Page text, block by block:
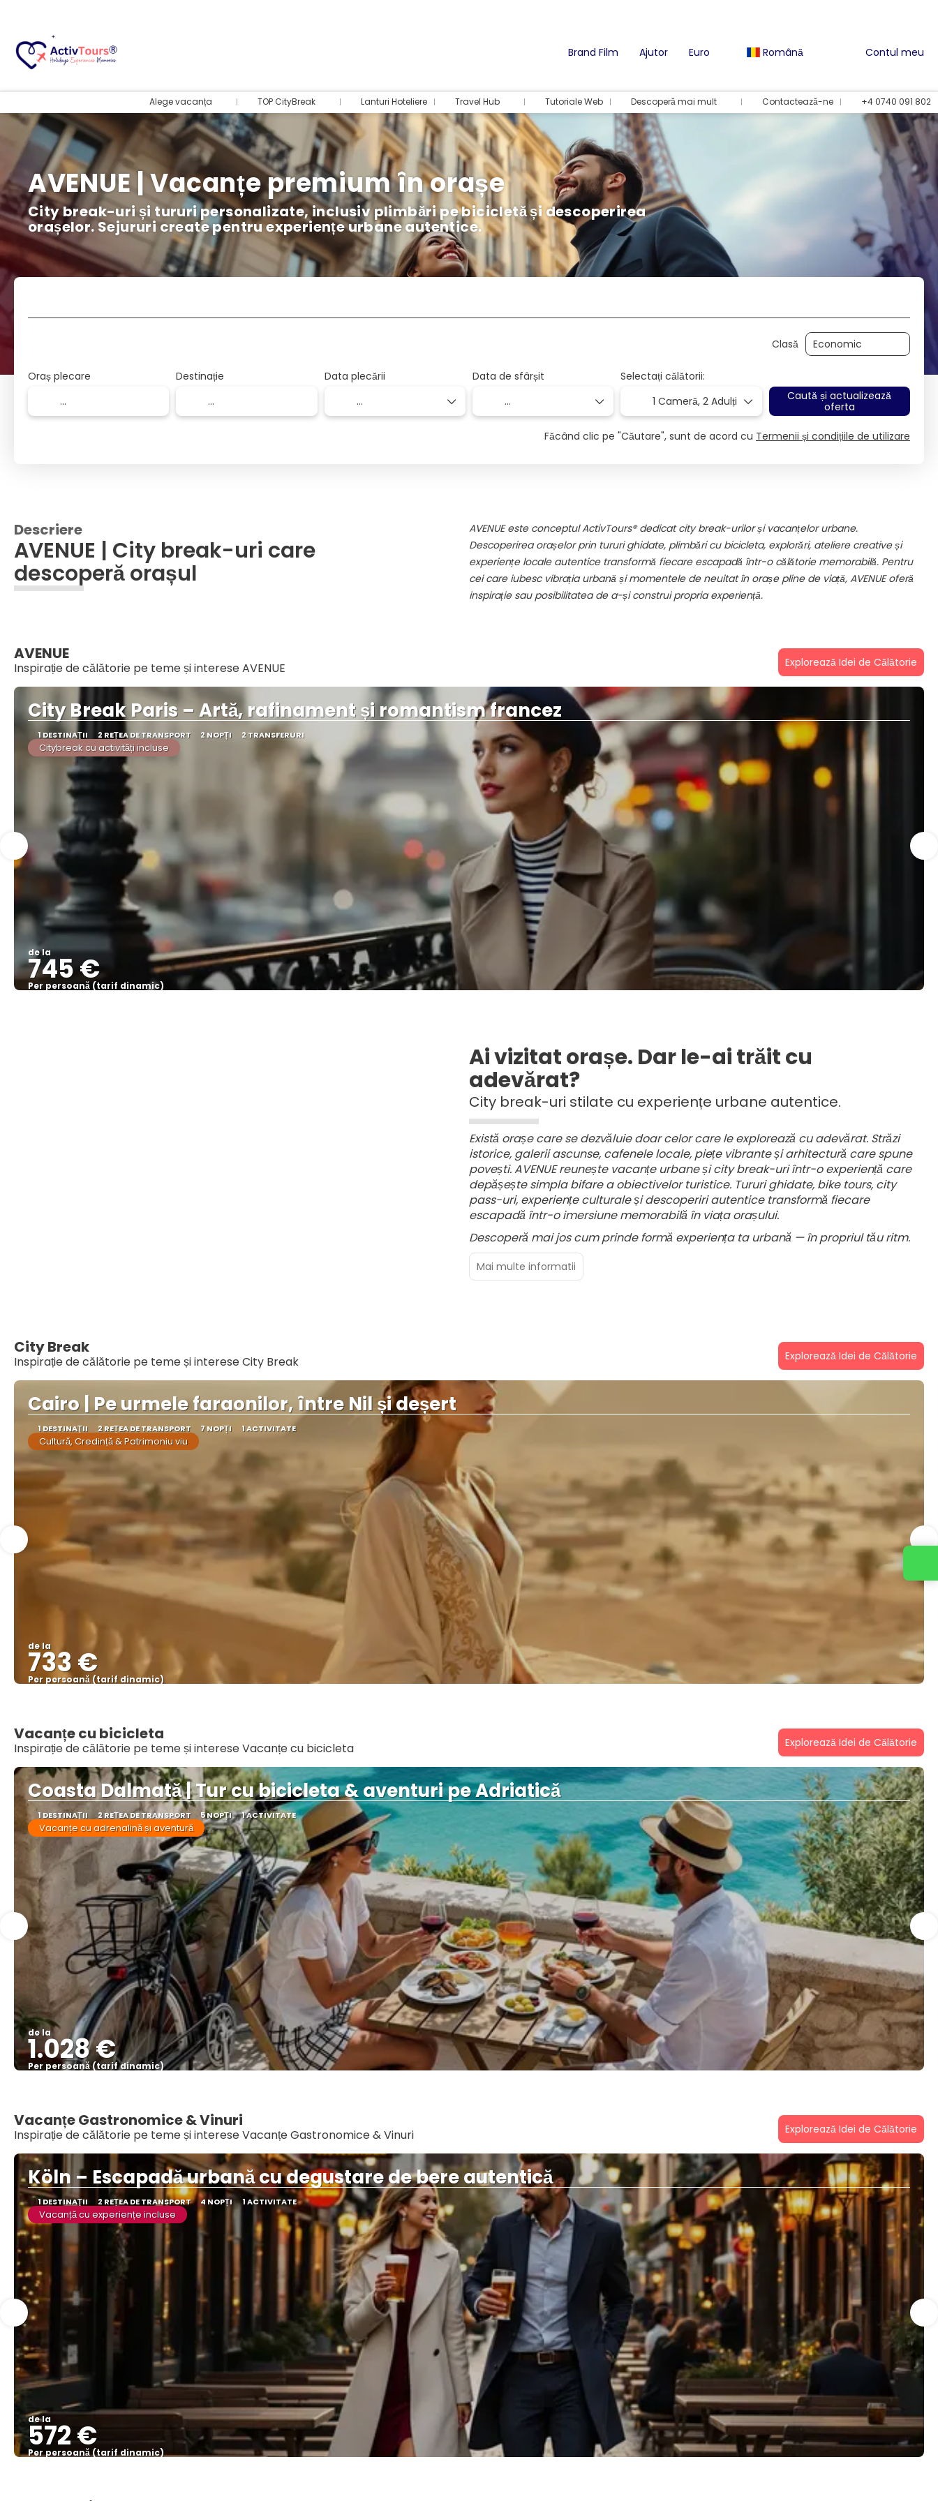
Brand Film Ajutor Euro Română Contul meu
Alege vacanța TOP CityBreak Lanturi Hoteliere Travel Hub Tutoriale Web Descoperă mai mult Contactează-ne +4 0740 091 802
AVENUE | Vacanțe premium în orașe
City break-uri și tururi personalizate, inclusiv plimbări pe bicicletă și descoperirea
orașelor. Sejururi create pentru experiențe urbane autentice.
Clasă
Oraș plecare Destinație Data plecării Data de sfârșit
Selectați călătorii:
1 Cameră,2 Adulți
Caută și actualizează
oferta
Făcând clic pe "Căutare", sunt de acord cu Termenii și condițiile de utilizare
Descriere
AVENUE | City break-uri care
descoperă orașul
AVENUE este conceptul ActivTours® dedicat city break-urilor și vacanțelor urbane.
Descoperirea orașelor prin tururi ghidate, plimbări cu bicicleta, explorări, ateliere creative și
experiențe locale autentice transformă fiecare escapadă într-o călătorie memorabilă. Pentru
cei care iubesc vibrația urbană și momentele de neuitat în orașe pline de viață, AVENUE oferă
inspirație sau posibilitatea de a-și construi propria experiență.
AVENUE
Inspirație de călătorie pe teme și interese AVENUE Explorează Idei de Călătorie
City Break Paris – Artă, rafinament și romantism francez
1 DESTINAŢII 2 REȚEA DE TRANSPORT 2 NOPȚI 2 TRANSFERURI
Citybreak cu activități incluse
de la
745 €
Per persoană (tarif dinamic)
Ai vizitat orașe. Dar le-ai trăit cu
adevărat?
City break-uri stilate cu experiențe urbane autentice.
Există orașe care se dezvăluie doar celor care le explorează cu adevărat. Străzi
istorice, galerii ascunse, cafenele locale, piețe vibrante și arhitectură care spune
povești. AVENUE reunește vacanțe urbane și city break-uri într-o experiență care
depășește simpla bifare a obiectivelor turistice. Tururi ghidate, bike tours, city
pass-uri, experiențe culturale și descoperiri autentice transformă fiecare
escapadă într-o imersiune memorabilă în viața orașului.
Descoperă mai jos cum prinde formă experiența ta urbană — în propriul tău ritm.
Mai multe informatii
City Break
Inspirație de călătorie pe teme și interese City Break Explorează Idei de Călătorie
Cairo | Pe urmele faraonilor, între Nil și deșert
1 DESTINAŢII 2 REȚEA DE TRANSPORT 7 NOPȚI 1 ACTIVITATE
Cultură, Credință & Patrimoniu viu
de la
733 €
Per persoană (tarif dinamic)
Vacanțe cu bicicleta
Inspirație de călătorie pe teme și interese Vacanțe cu bicicleta Explorează Idei de Călătorie
Coasta Dalmată | Tur cu bicicleta & aventuri pe Adriatică
1 DESTINAŢII 2 REȚEA DE TRANSPORT 5 NOPȚI 1 ACTIVITATE
Vacanțe cu adrenalină și aventură
de la
1.028 €
Per persoană (tarif dinamic)
Vacanțe Gastronomice & Vinuri
Inspirație de călătorie pe teme și interese Vacanțe Gastronomice & Vinuri Explorează Idei de Călătorie
Köln – Escapadă urbană cu degustare de bere autentică
1 DESTINAŢII 2 REȚEA DE TRANSPORT 4 NOPȚI 1 ACTIVITATE
Vacanță cu experiențe incluse
de la
572 €
Per persoană (tarif dinamic)